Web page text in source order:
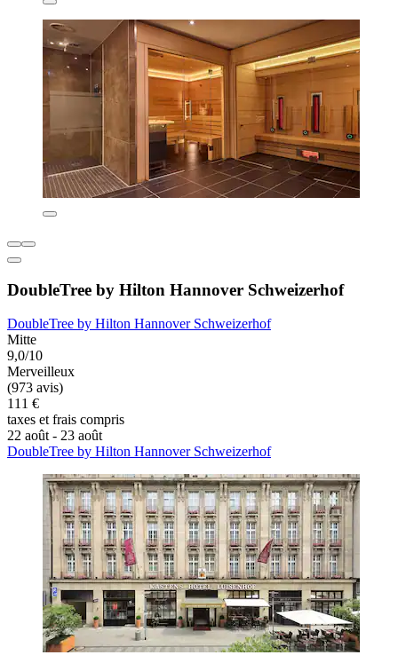
DoubleTree by Hilton Hannover Schweizerhof
DoubleTree by Hilton Hannover Schweizerhof
Mitte
9,0/10
Merveilleux
(973 avis)
111 €
taxes et frais compris
22 août - 23 août
DoubleTree by Hilton Hannover Schweizerhof